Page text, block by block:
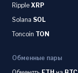
Ripple XRP
Solana SOL
Toncoin TON
Обменные пары